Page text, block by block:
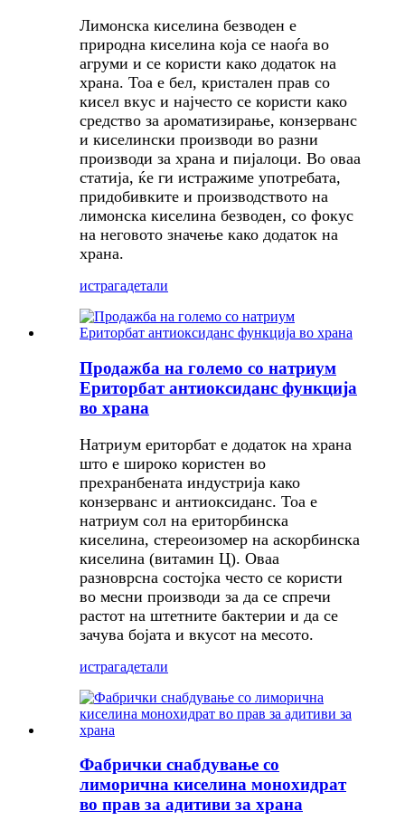
Лимонска киселина безводен е
природна киселина која се наоѓа во
агруми и се користи како додаток на
храна. Тоа е бел, кристален прав со
кисел вкус и најчесто се користи како
средство за ароматизирање, конзерванс
и киселински производи во разни
производи за храна и пијалоци. Во оваа
статија, ќе ги истражиме употребата,
придобивките и производството на
лимонска киселина безводен, со фокус
на неговото значење како додаток на
храна.
истрагадетали
Продажба на големо со натриум
Ериторбат антиоксиданс функција
во храна
Натриум ериторбат е додаток на храна
што е широко користен во
прехранбената индустрија како
конзерванс и антиоксиданс. Тоа е
натриум сол на ериторбинска
киселина, стереоизомер на аскорбинска
киселина (витамин Ц). Оваа
разноврсна состојка често се користи
во месни производи за да се спречи
растот на штетните бактерии и да се
зачува бојата и вкусот на месото.
истрагадетали
Фабрички снабдување со
лиморична киселина монохидрат
во прав за адитиви за храна